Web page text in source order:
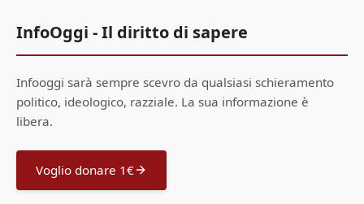
InfoOggi - Il diritto di sapere
Infooggi sarà sempre scevro da qualsiasi schieramento
politico, ideologico, razziale. La sua informazione è
libera.
Voglio donare 1€